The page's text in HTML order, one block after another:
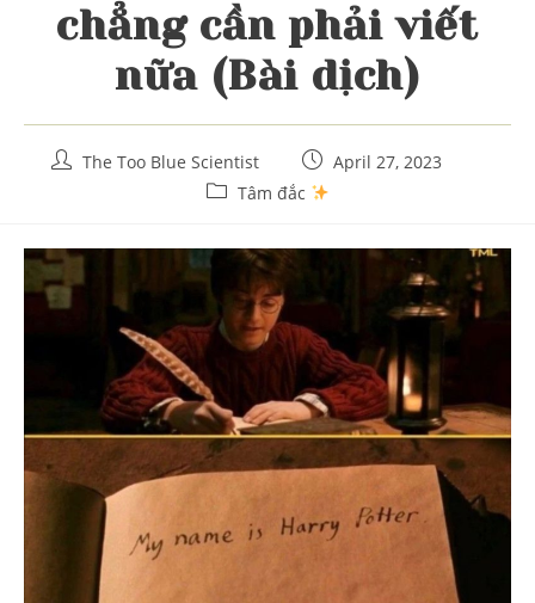
chẳng cần phải viết
nữa (Bài dịch)
PostThe Too Blue Scientist
Post
published:
April 27, 2023
PostTâm đắc